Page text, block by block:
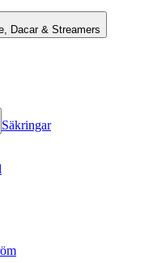
Dacar & Streamers
Säkringar